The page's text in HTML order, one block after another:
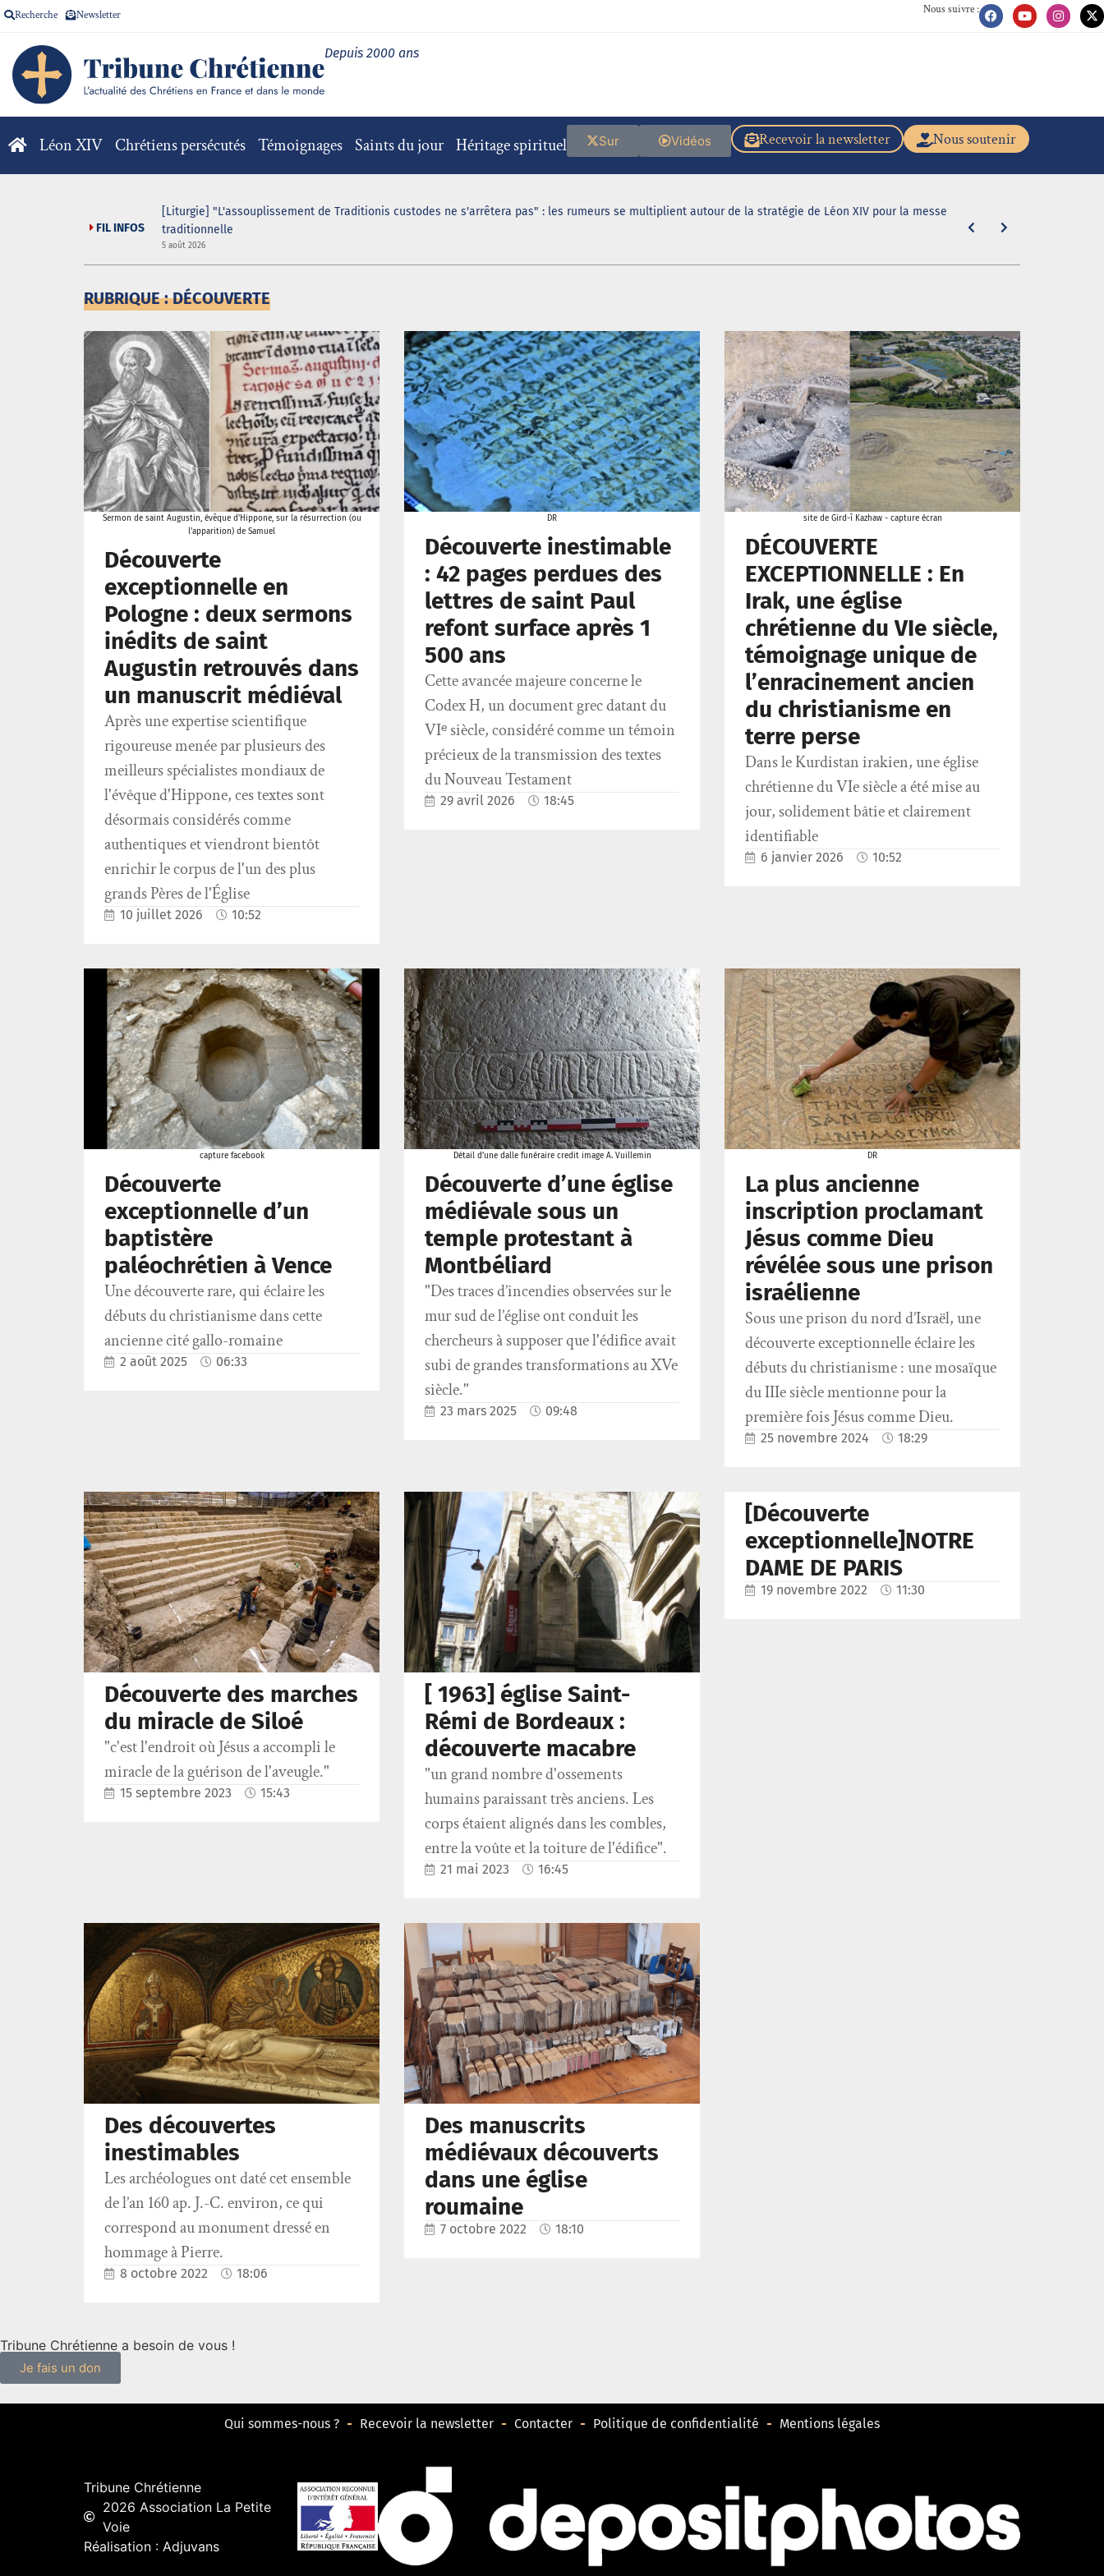
Recherche Newsletter Nous suivre :
Depuis 2000 ans
Léon XIV Chrétiens persécutés Témoignages Saints du jour Héritage spirituel Nous soutenir
Recevoir la newsletter
Vidéos
Sur
FIL INFOS
[Liturgie] "L'assouplissement de Traditionis custodes ne s'arrêtera pas" : les rumeurs se multiplient autour de la stratégie de Léon XIV pour la messe
traditionnelle
5 août 2026
RUBRIQUE : DÉCOUVERTE
Sermon de saint Augustin, évêque d'Hippone, sur la résurrection (ou
l'apparition) de Samuel
Découverte
exceptionnelle en
Pologne : deux sermons
inédits de saint
Augustin retrouvés dans
un manuscrit médiéval
Après une expertise scientifique
rigoureuse menée par plusieurs des
meilleurs spécialistes mondiaux de
l'évêque d'Hippone, ces textes sont
désormais considérés comme
authentiques et viendront bientôt
enrichir le corpus de l'un des plus
grands Pères de l'Église
10 juillet 2026 10:52
DR
Découverte inestimable
: 42 pages perdues des
lettres de saint Paul
refont surface après 1
500 ans
Cette avancée majeure concerne le
Codex H, un document grec datant du
VIᵉ siècle, considéré comme un témoin
précieux de la transmission des textes
du Nouveau Testament
29 avril 2026 18:45
site de Gird-î Kazhaw - capture écran
DÉCOUVERTE
EXCEPTIONNELLE : En
Irak, une église
chrétienne du VIe siècle,
témoignage unique de
l’enracinement ancien
du christianisme en
terre perse
Dans le Kurdistan irakien, une église
chrétienne du VIe siècle a été mise au
jour, solidement bâtie et clairement
identifiable
6 janvier 2026 10:52
capture facebook
Découverte
exceptionnelle d’un
baptistère
paléochrétien à Vence
Une découverte rare, qui éclaire les
débuts du christianisme dans cette
ancienne cité gallo-romaine
2 août 2025 06:33
Détail d’une dalle funéraire credit image A. Vuillemin
Découverte d’une église
médiévale sous un
temple protestant à
Montbéliard
"Des traces d’incendies observées sur le
mur sud de l’église ont conduit les
chercheurs à supposer que l'édifice avait
subi de grandes transformations au XVe
siècle."
23 mars 2025 09:48
DR
La plus ancienne
inscription proclamant
Jésus comme Dieu
révélée sous une prison
israélienne
Sous une prison du nord d’Israël, une
découverte exceptionnelle éclaire les
débuts du christianisme : une mosaïque
du IIIe siècle mentionne pour la
première fois Jésus comme Dieu.
25 novembre 2024 18:29
Découverte des marches
du miracle de Siloé
"c'est l'endroit où Jésus a accompli le
miracle de la guérison de l'aveugle."
15 septembre 2023 15:43
[ 1963] église Saint-
Rémi de Bordeaux :
découverte macabre
"un grand nombre d'ossements
humains paraissant très anciens. Les
corps étaient alignés dans les combles,
entre la voûte et la toiture de l'édifice".
21 mai 2023 16:45
[Découverte
exceptionnelle]NOTRE
DAME DE PARIS
19 novembre 2022 11:30
Des découvertes
inestimables
Les archéologues ont daté cet ensemble
de l’an 160 ap. J.-C. environ, ce qui
correspond au monument dressé en
hommage à Pierre.
8 octobre 2022 18:06
Des manuscrits
médiévaux découverts
dans une église
roumaine
7 octobre 2022 18:10
Tribune Chrétienne a besoin de vous !
Je fais un don
Qui sommes-nous ? Recevoir la newsletter Contacter Politique de confidentialité Mentions légales
Tribune Chrétienne
2026 Association La Petite
Voie
Réalisation : Adjuvans